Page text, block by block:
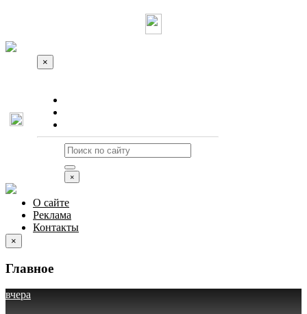
×
×
О сайте
Реклама
Контакты
×
Главное
вчера